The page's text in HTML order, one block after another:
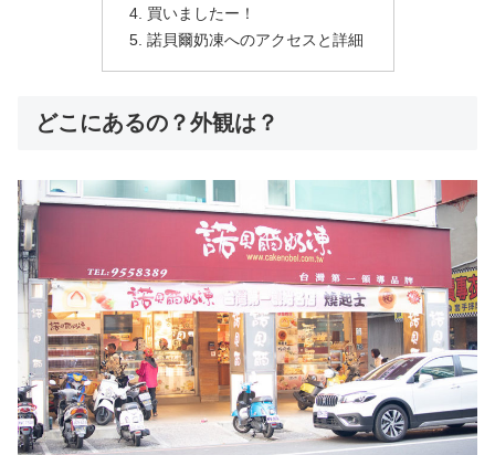
買いましたー！
諾貝爾奶凍へのアクセスと詳細
どこにあるの？外観は？